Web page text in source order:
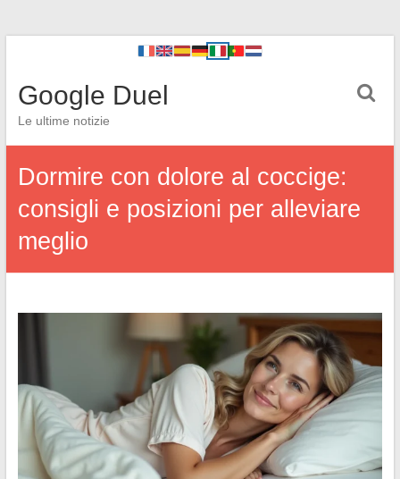
Google Duel
Le ultime notizie
Dormire con dolore al coccige:
consigli e posizioni per alleviare
meglio